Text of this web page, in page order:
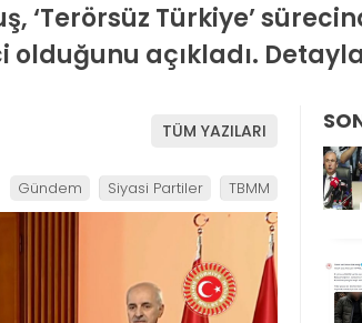
‘Terörsüz Türkiye’
olduğunu açıkladı.
TÜM YAZILARI
Gündem Siyasi Partiler TBMM